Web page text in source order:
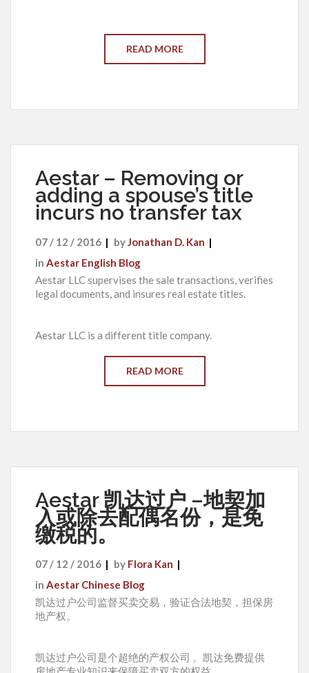
READ MORE
Aestar – Removing or
adding a spouse’s title
incurs no transfer tax
07 / 12 / 2016 byJonathan D. Kan
in Aestar English Blog
Aestar LLC supervises the sale transactions, verifies
legal documents, and insures real estate titles.
Aestar LLC is a different title company.
READ MORE
Aestar 凯达过户 –地契加
入或除去配偶名份，是免
缴税的。
07 / 12 / 2016 by Flora Kan
in Aestar Chinese Blog
凯达过户公司监督买卖交易，验证合法地契，担保房
地产权。
凯达过户公司是个超绝的产权公司 。凯达免费提供